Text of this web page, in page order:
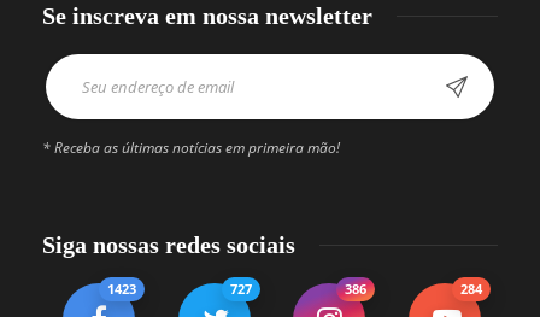
Se inscreva em nossa newsletter
* Receba as últimas notícias em primeira mão!
Siga nossas redes sociais
1423 727 386 284